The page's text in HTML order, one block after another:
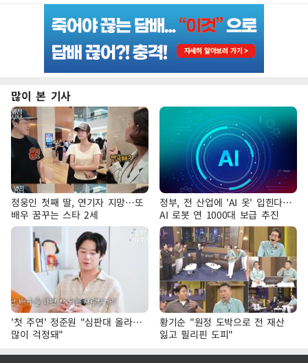
많이 본 기사
정웅인 첫째 딸, 연기자 지망…또
배우 꿈꾸는 스타 2세
정부, 전 산업에 'AI 옷' 입힌다…
AI 로봇 연 1000대 보급 추진
'첫 주연' 정준원 "심판대 올라…
많이 걱정돼"
황기순 "원정 도박으로 전 재산
잃고 필리핀 도피"